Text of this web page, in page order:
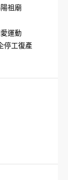
祖廟
運動
停工復產